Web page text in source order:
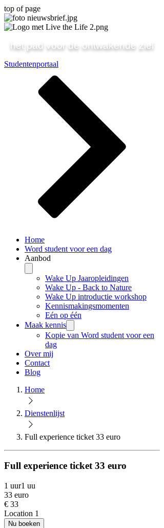
top of page
het pad voor de ontwakende ziel
Studentenportaal
Home
Word student voor een dag
Aanbod
Wake Up Jaaropleidingen
Wake Up - Back to Nature
Wake Up introductie workshop
Kennismakingsmomenten
Eén op één
Maak kennis
Kopie van Word student voor een
dag
Over mij
Contact
Blog
Home
Dienstenlijst
Full experience ticket 33 euro
Full experience ticket 33 euro
1 uur1 uu
33 euro
€ 33
Location 1
Nu boeken